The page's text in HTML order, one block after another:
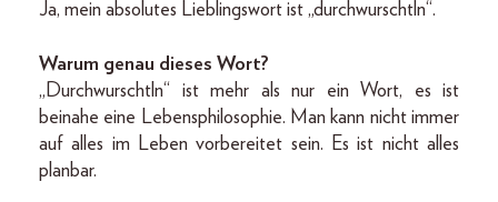
Ja, mein absolutes Lieblingswort ist „durchwurschtln“.
Warum genau dieses Wort?
„Durchwurschtln“ ist mehr als nur ein Wort, es ist
beinahe eine Lebensphilosophie. Man kann nicht immer
auf alles im Leben vorbereitet sein. Es ist nicht alles
planbar.